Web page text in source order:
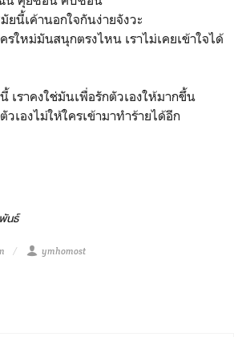
นี้เค้านอกใจกันง่ายจังวะ
รใหม่มันสนุกตรงไหน เราไม่เคยเข้าใจได้
เราคงใช่มันเพื่อรักตัวเองให้มากขึ้น
เองไม่ให้ใครเข้ามาทำร้ายได้อีก
นธ์
ymhomost